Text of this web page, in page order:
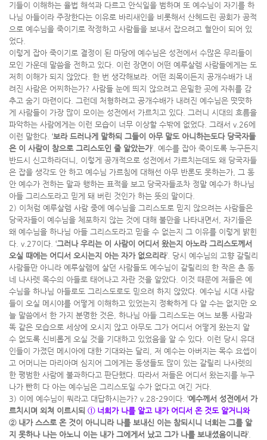
기들이 이해하는 율법 해석과 다르고 안식일을 범하며 또 예수님이 자기를 하
나님 아들이라 주장한다는 이유로 바리새인을 비롯해서 산헤드린 공회가 공적
으로 예수님을 죽이기로 작정하고 사람들을 보내서 잡으려고 혈안이 되어 있
었다.
이렇게 잡아 죽이기로 결정이 된 마당에 예수님은 성전에서 수많은 무리들이
모인 가운데 말씀을 전하고 있다. 이런 장면이 어떤 예루살렘 사람들에게는 도
저히 이해가 되지 않았다. 한 번 생각해보라. 어떤 죄목이든지 공개수배가 내
려진 사람은 어찌하는가? 사람들 눈에 띄지 않으려고 은밀한 곳에 자취를 감
추고 숨기 마련이다. 그런데 처형하려고 공개수배가 내려진 예수님은 떳떳하
게 사람들이 가장 많이 모이는 성전에서 가르치고 있다. 그러니 시대의 흐름을
파악하는 사람에게는 이런 모습이 너무 이상할 수밖에 없었다. 그래서 v.26에
이런 말한다. ‘보라 드러나게 말하되 그들이 아무 말도 아니하는도다 당국자들
은 이 사람이 참으로 그리스도인 줄 알았는가’. 예수를 잡아 죽이도록 누구든지
반드시 신고하라더니, 이렇게 공개적으로 성전에서 가르치는데도 왜 당국자들
은 잡을 생각도 안 하고 예수님 가르침에 대해선 아무 반론도 못하는가, 그 동
안 예수가 전하는 말과 행하는 표적을 보고 당국자들조차 정말 예수가 하나님
아들 그리스도라고 믿게 돼 버린 것인가 하는 뜻의 말이다.
2) 이처럼 예루살렘 사람 중에 예수님을 그리스도로 믿지 않으려는 사람들은
당국자들이 예수님을 체포하지 않는 것에 대해 불만을 나타내면서, 자기들은
왜 예수님을 하나님 아들 그리스도라고 믿을 수 없는지 그 이유를 이렇게 밝힌
다. v.27이다. ‘그러나 우리는 이 사람이 어디서 왔는지 아노라 그리스도께서
오실 때에는 어디서 오시는지 아는 자가 없으리라’. 당시 예수님의 고향 갈릴리
사람들만 아니라 예루살렘에 살던 사람들도 예수님이 갈릴리의 한 작은 촌 동
네 나사렛 목수의 아들로 태어나고 자란 것을 알았다. 이것 때문에 저들은 예
수님을 하나님 아들로도 그리스도로도 믿으려 하지 않았다. 예수님 시대 사람
들이 오실 메시야를 어떻게 이해하고 있었는지 정확하게 다 알 수는 없지만 오
늘 말씀에서 한 가지 분명한 것은, 하나님 아들 그리스도는 여느 보통 사람과
똑 같은 모습으로 세상에 오시지 않고 아무도 그가 어디서 어떻게 왔는지 알
수 없도록 신비롭게 오실 것을 기대하고 있었음을 알 수 있다. 이런 당시 유대
인들이 가졌던 메시아에 대한 기대와는 달리, 저 예수는 아버지는 목수 요셉이
고 어머니는 마리아며 심지어 그에게는 동생들도 많이 있는 갈릴리 나사렛의
한 평범한 사람에 불과하다고 판단했다. 따라서 저들은 어디서 왔는지를 누구
나가 빤히 다 아는 예수님은 그리스도일 수가 없다고 여긴 거다.
3) 이에 예수님이 뭐라고 대답하시는가? v.28-29이다. ‘예수께서 성전에서 가
르치시며 외쳐 이르시되 ① 너희가 나를 알고 내가 어디서 온 것도 알거니와
② 내가 스스로 온 것이 아니니라 나를 보내신 이는 참되시니 너희는 그를 알
지 못하나 나는 아노니 이는 내가 그에게서 났고 그가 나를 보내셨음이니라’.